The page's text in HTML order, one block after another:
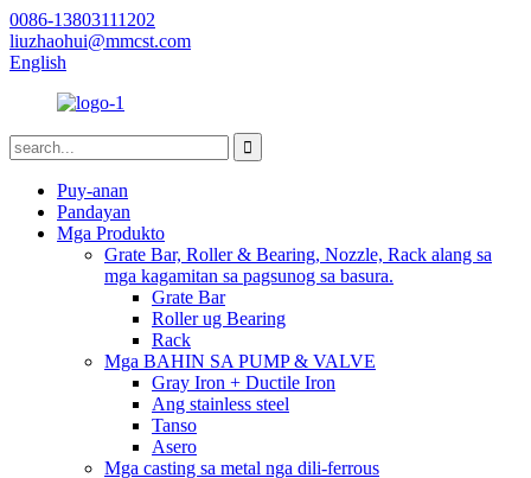
0086-13803111202
liuzhaohui@mmcst.com
English
Puy-anan
Pandayan
Mga Produkto
Grate Bar, Roller & Bearing, Nozzle, Rack alang sa
mga kagamitan sa pagsunog sa basura.
Grate Bar
Roller ug Bearing
Rack
Mga BAHIN SA PUMP & VALVE
Gray Iron + Ductile Iron
Ang stainless steel
Tanso
Asero
Mga casting sa metal nga dili-ferrous